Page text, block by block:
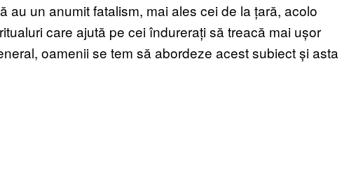
au un anumit fatalism, mai ales cei de la țară, acolo
care ajută pe cei îndurerați să treacă mai ușor
oamenii se tem să abordeze acest subiect și asta